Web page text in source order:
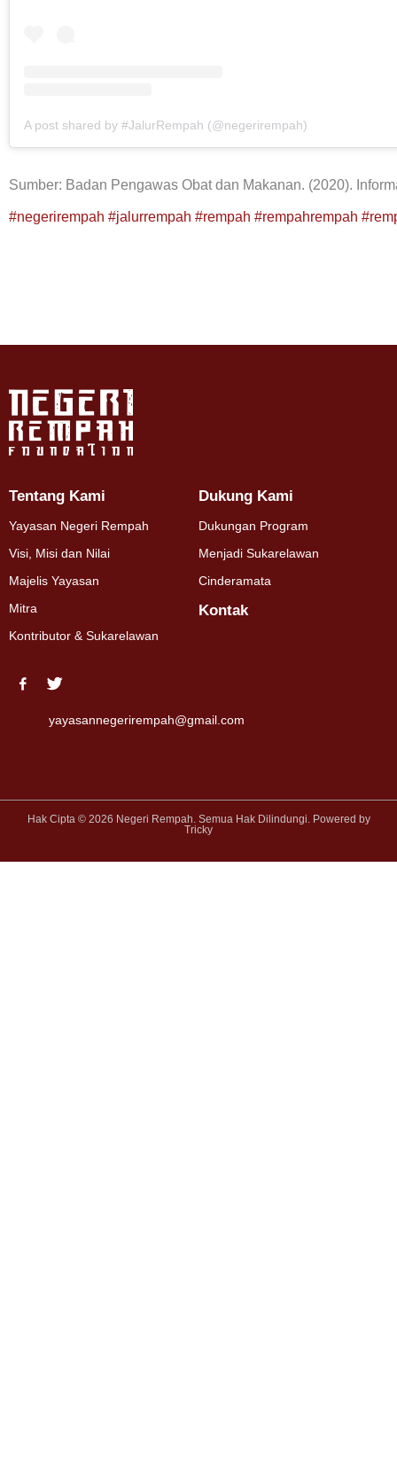
A post shared by #JalurRempah (@negerirempah)
Sumber: Badan Pengawas Obat dan Makanan. (2020).
#negerirempah #jalurrempah #rempah #rempahrempah
Tentang Kami
Yayasan Negeri Rempah
Visi, Misi dan Nilai
Majelis Yayasan
Mitra
Kontributor & Sukarelawan
Dukung Kami
Dukungan Program
Menjadi Sukarelawan
Cinderamata
Kontak
yayasannegerirempah@gmail.com
Hak Cipta © 2026 Negeri Rempah. Semua Hak Dilindungi. Powered by
Tricky